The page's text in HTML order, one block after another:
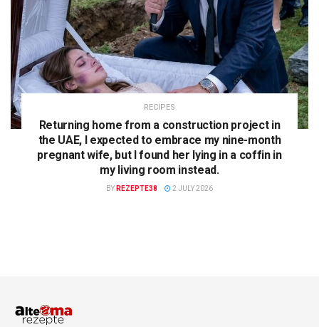
RECIPES
Returning home from a construction project in
the UAE, I expected to embrace my nine-month
pregnant wife, but I found her lying in a coffin in
my living room instead.
BY REZEPTE38 2 JULY 2026